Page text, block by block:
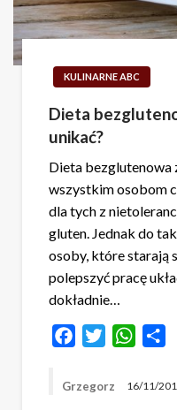
KULINARNE ABC
Dieta
unikać?
Dieta bezglutenowa
wszystkim osobom
dla tych z
gluten. Jednak do
osoby, które starają
polepszyć pracę
dokładnie…
FacebookTwitter
Grzegorz 16/11/